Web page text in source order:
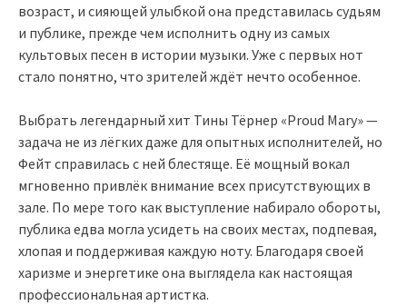
возраст, и сияющей улыбкой она представилась судьям
и публике, прежде чем исполнить одну из самых
культовых песен в истории музыки. Уже с первых нот
стало понятно, что зрителей ждёт нечто особенное.
Выбрать легендарный хит Тины Тёрнер «Proud Mary» —
задача не из лёгких даже для опытных исполнителей, но
Фейт справилась с ней блестяще. Её мощный вокал
мгновенно привлёк внимание всех присутствующих в
зале. По мере того как выступление набирало обороты,
публика едва могла усидеть на своих местах, подпевая,
хлопая и поддерживая каждую ноту. Благодаря своей
харизме и энергетике она выглядела как настоящая
профессиональная артистка.